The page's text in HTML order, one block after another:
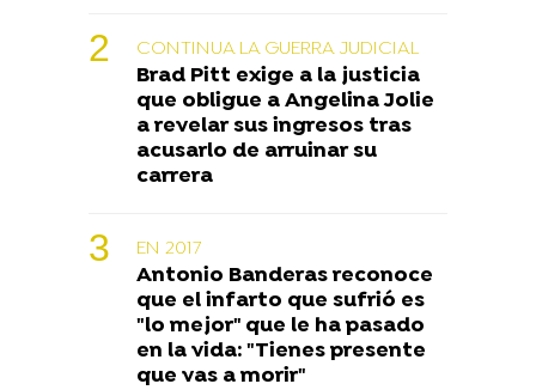
CONTINUA LA GUERRA JUDICIAL
Brad Pitt exige a la justicia
que obligue a Angelina Jolie
a revelar sus ingresos tras
acusarlo de arruinar su
carrera
EN 2017
Antonio Banderas reconoce
que el infarto que sufrió es
"lo mejor" que le ha pasado
en la vida: "Tienes presente
que vas a morir"